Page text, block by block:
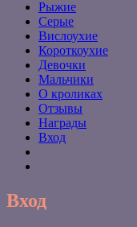
Рыжие
Серые
Вислоухие
Короткоухие
Девочки
Мальчики
О кроликах
Отзывы
Награды
Вход
Вход